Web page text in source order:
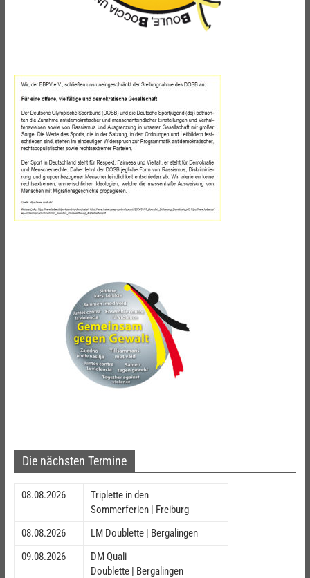
Die nächsten Termine
08.08.2026
Triplette in den
Sommerferien | Freiburg
08.08.2026
LM Doublette | Bergalingen
09.08.2026
DM Quali
Doublette | Bergalingen